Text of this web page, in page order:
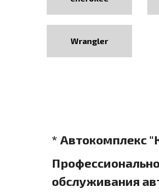
Wrangler
* Автокомплекс
обслуживания